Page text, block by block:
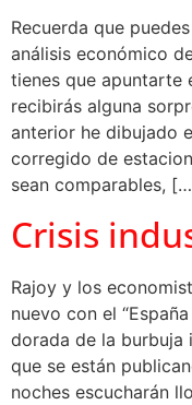
Recuerda que
análisis económico
tienes que apuntarte
recibirás alguna
anterior he dibujado
corregido de
sean comparables,
Crisis
Rajoy y los
nuevo con el
dorada de la burbuja
que se están
noches escucharán